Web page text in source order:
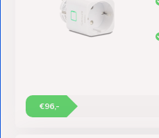
€96,-